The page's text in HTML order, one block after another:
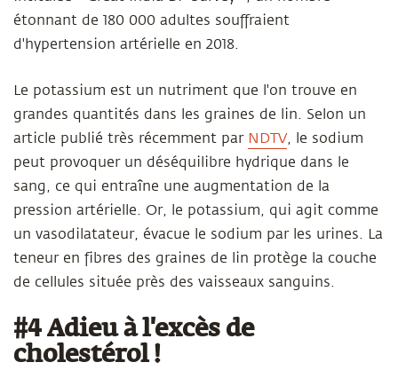
étonnant de 180 000 adultes souffraient
d'hypertension artérielle en 2018.
Le potassium est un nutriment que l'on trouve en
grandes quantités dans les graines de lin. Selon un
article publié très récemment par NDTV, le sodium
peut provoquer un déséquilibre hydrique dans le
sang, ce qui entraîne une augmentation de la
pression artérielle. Or, le potassium, qui agit comme
un vasodilatateur, évacue le sodium par les urines. La
teneur en fibres des graines de lin protège la couche
de cellules située près des vaisseaux sanguins.
#4 Adieu à l'excès de
cholestérol !